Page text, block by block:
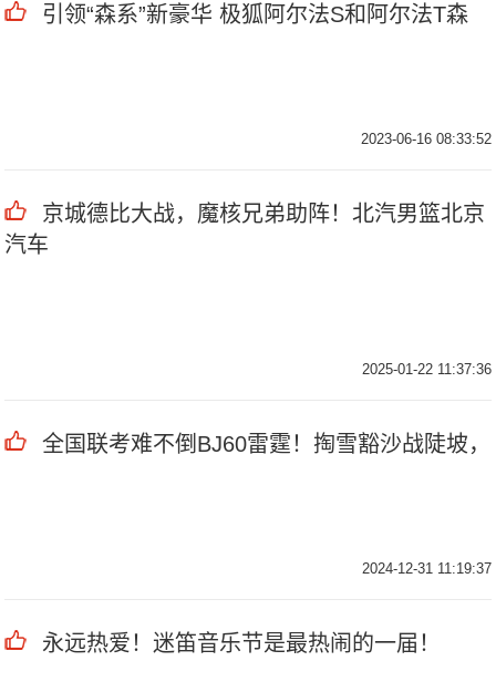
引领“森系”新豪华 极狐阿尔法S和阿尔法T森
2023-06-16 08:33:52
京城德比大战，魔核兄弟助阵！北汽男篮北京
汽车
2025-01-22 11:37:36
全国联考难不倒BJ60雷霆！掏雪豁沙战陡坡，
2024-12-31 11:19:37
永远热爱！迷笛音乐节是最热闹的一届！